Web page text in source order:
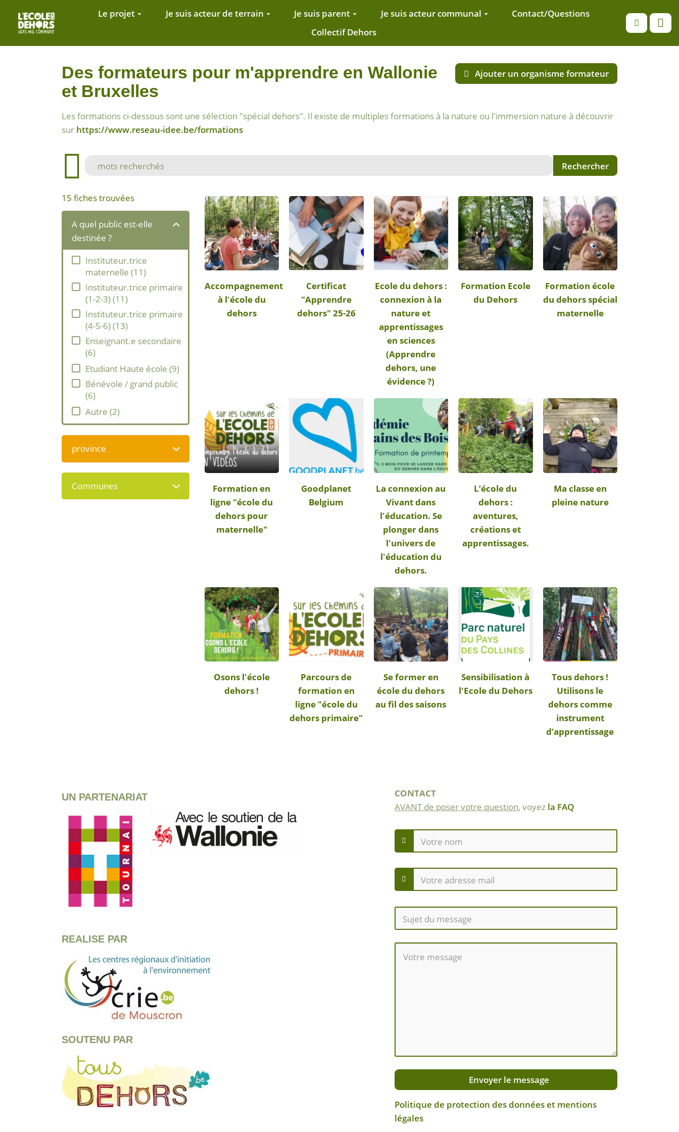
Aller au contenu principal
Le projet Je suis acteur de terrain Je suis parent Je suis acteur communal
Contact/Questions
Collectif Dehors
Ajouter un organisme formateur
Des formateurs pour m'apprendre en Wallonie
et Bruxelles
Les formations ci-dessous sont une sélection "spécial dehors". Il existe de multiples formations à la nature ou l'immersion nature à découvrir
sur https://www.reseau-idee.be/formations
15 fiches trouvées
A quel public est-elle
destinée ?
Instituteur.trice
maternelle(11)
Instituteur.trice primaire
(1-2-3)(11)
Instituteur.trice primaire
(4-5-6)(13)
Enseignant.e secondaire
(6)
Etudiant Haute école(9)
Bénévole / grand public
(6)
Autre(2)
province
Communes
Accompagnement
à l'école du
dehors
Certificat
"Apprendre
dehors" 25-26
Ecole du dehors :
connexion à la
nature et
apprentissages
en sciences
(Apprendre
dehors, une
évidence ?)
Formation Ecole
du Dehors
Formation école
du dehors spécial
maternelle
Formation en
ligne "école du
dehors pour
maternelle"
Goodplanet
Belgium
La connexion au
Vivant dans
l'éducation. Se
plonger dans
l'univers de
l'éducation du
dehors.
L’école du
dehors :
aventures,
créations et
apprentissages.
Ma classe en
pleine nature
Osons l'école
dehors !
Parcours de
formation en
ligne "école du
dehors primaire"
Se former en
école du dehors
au fil des saisons
Sensibilisation à
l'Ecole du Dehors
Tous dehors !
Utilisons le
dehors comme
instrument
d’apprentissage
UN PARTENARIAT
REALISE PAR
SOUTENU PAR
CONTACT
AVANT de poser votre question, voyez la FAQ
Envoyer le message
Politique de protection des données et mentions
légales